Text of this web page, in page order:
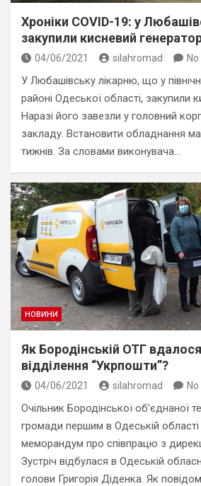
Хроніки COVID-19: у
закупили кисневий
04/06/2021 silahromad
У Любашівську лікарню, що у
районі Одеської області, закупили
Наразі його завезли у головний
закладу. Встановити обладнання
тижнів. За словами виконувача…
НОВИНИ
Як Бородінській ОТГ
відділення “Укрпошти”?
04/06/2021 silahromad
Очільник Бородінської об’єднаної
громади першим в Одеській області
меморандум про співпрацю з
Зустріч відбулася в Одеській
голови Григорія Діденка. Як